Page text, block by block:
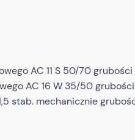
AC 11 S 50/70 grubości
AC 16 W 35/50
stab. mechanicznie